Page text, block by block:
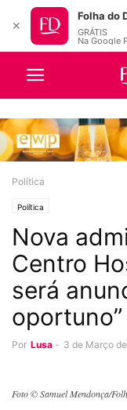
Política
Política
Nova
Centro
será
oportuno”
Por Lusa - 3 de Março
Foto © Samuel Mendonça/
✕
Folha do
GRÁTIS
Na Google